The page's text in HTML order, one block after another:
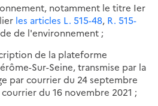
notamment le titre Ier
les articles L. 515-48, R. 515-
de l'environnement ;
de la plateforme
Sur-Seine, transmise par la
par courrier du 24 septembre
du 16 novembre 2021 ;